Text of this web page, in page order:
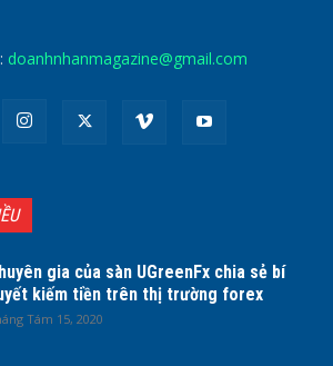
doanhnhanmagazine@gmail.com
gia của sàn UGreenFx chia sẻ bí
kiếm tiền trên thị trường forex
Tám 15, 2020